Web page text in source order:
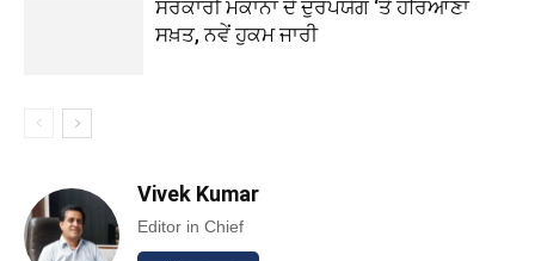
ਸਰਕਾਰੀ ਮਕਾਨਾਂ ਦੇ ਦੁਰਪਯੋਗ ‘ਤੇ ਹਰਿਆਣਾ
ਸਖ਼ਤ, ਨਵੇਂ ਹੁਕਮ ਜਾਰੀ
Vivek Kumar
Editor in Chief